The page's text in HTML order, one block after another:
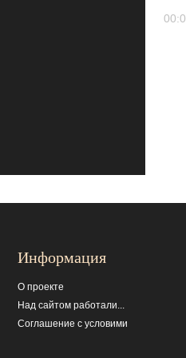
Информация
О проекте
Над сайтом работали...
Соглашение с условими